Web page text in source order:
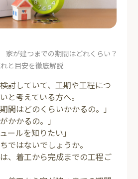
家が建つまでの期間はどれくらい？
と目安を徹底解説
討していて、工期や工程につ
と考えている方へ。
間はどのくらいかかるの。」
かかるの。」
ールを知りたい」
ではないでしょうか。
、着工から完成までの工程ご